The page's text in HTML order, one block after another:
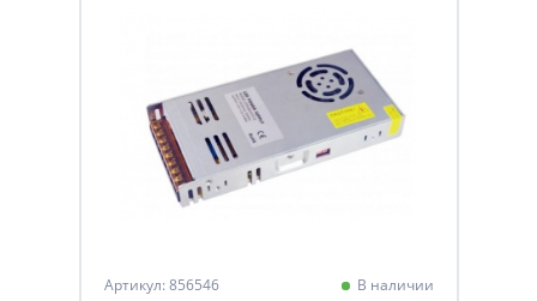
Артикул: 856546 В наличии